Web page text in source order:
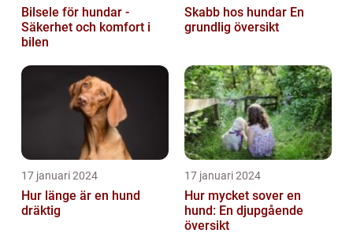
Bilsele för hundar -
Säkerhet och komfort i
bilen
Skabb hos hundar En
grundlig översikt
17 januari 2024
Hur länge är en hund
dräktig
17 januari 2024
Hur mycket sover en
hund: En djupgående
översikt